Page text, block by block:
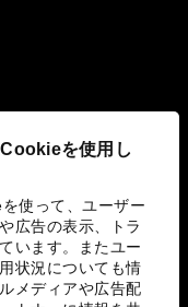
を使用し
使って、ユーザー
広告の表示、トラ
います。またユー
状況についても情
メディアや広告配